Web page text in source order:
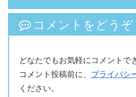
コメントをどうぞ
どなたでもお気軽にコメントで
コメント投稿前に、 プライバシ
ください。